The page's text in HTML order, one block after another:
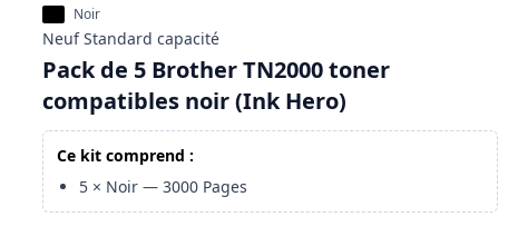
Noir
Neuf Standard capacité
Pack de 5 Brother TN2000 toner
compatibles noir (Ink Hero)
Ce kit comprend :
5 × Noir —3000 Pages